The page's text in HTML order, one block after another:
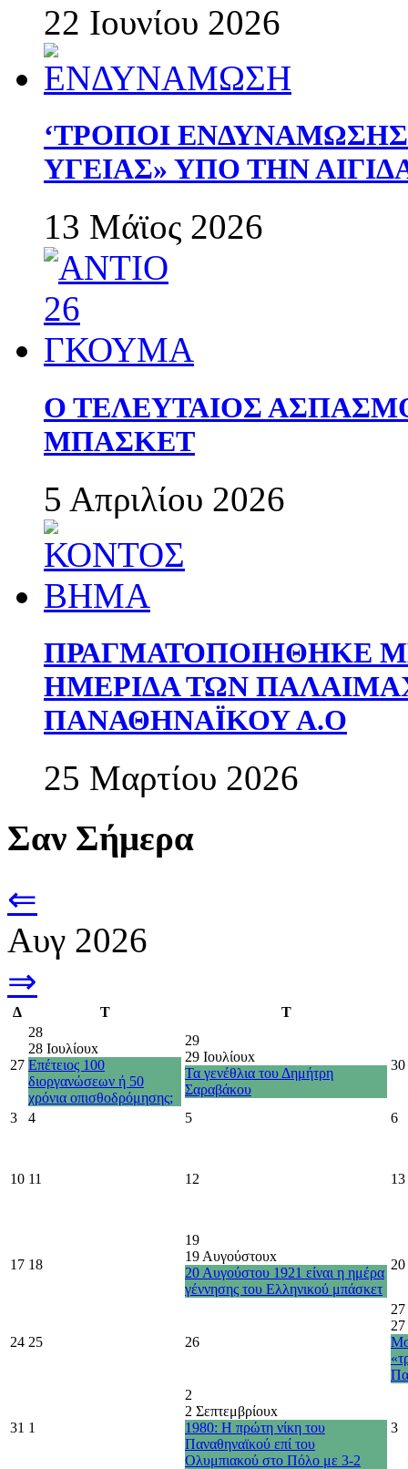
22 Ιουνίου 2026
‘ΤΡΟΠΟΙ
ΥΓΕΙΑΣ» ΥΠΟ ΤΗΝ
13 Μάϊος 2026
Ο ΤΕΛΕΥΤΑΙΟΣ
ΜΠΑΣΚΕΤ
5 Απριλίου 2026
ΠΡΑΓΜΑΤΟΠΟΙΗΘΗΚΕ
ΗΜΕΡΙΔΑ ΤΩΝ
ΠΑΝΑΘΗΝΑΪΚΟΥ Α.Ο
25 Μαρτίου 2026
Σαν Σήμερα
⇐
Αυγ 2026
⇒
Δ Τ Τ
27
28
28 Ιουλίουx
Επέτειος 100
διοργανώσεων ή 50
χρόνια οπισθοδρόμησης;
29
29 Ιουλίουx
Τα γενέθλια του Δημήτρη
Σαραβάκου
30
3 4 5 6
10 11 12 13
17 18
19
19 Αυγούστουx
20 Αυγούστου 1921 είναι η ημέρα
γέννησης του Ελληνικού μπάσκετ
20
24 25 26
27
31 1
2
2 Σεπτεμβρίουx
1980: Η πρώτη νίκη του
Παναθηναϊκού επί του
Ολυμπιακού στο Πόλο με 3-2
3